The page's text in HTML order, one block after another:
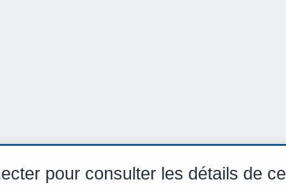
pour consulter les détails de ce